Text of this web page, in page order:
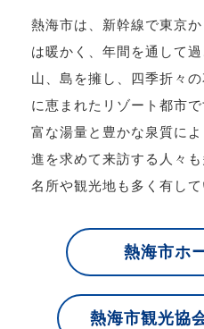
熱海市は、新幹線で東京
は暖かく、年間を通して
山、島を擁し、四季折々
に恵まれたリゾート都市
富な湯量と豊かな泉質に
進を求めて来訪する人々
名所や観光地も多く有して
熱海市ホ
熱海市観光協